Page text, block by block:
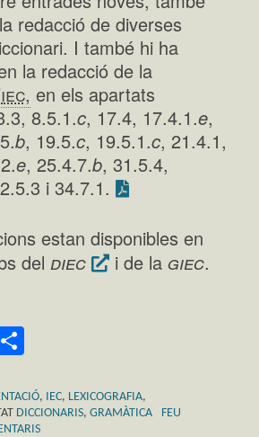
redacció de diverses
I també hi ha
la redacció de la
iec, en els apartats
8.5.1.c, 17.4, 17.4.1.e,
b, 19.5.c, 19.5.1.c, 21.4.1,
e, 25.4.7.b, 31.5.4,
i 34.7.1.
estan disponibles en
del diec i de la giec.
, IEC, LEXICOGRAFIA,
DICCIONARIS, GRAMÀTICA
FEU